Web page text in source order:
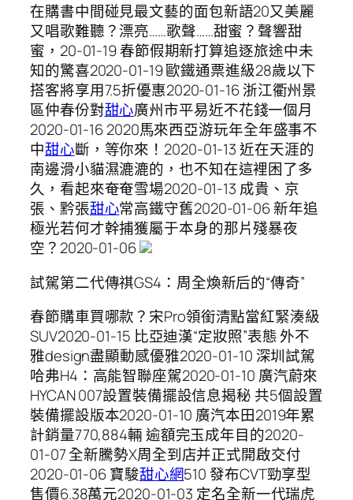
在購書中間碰見最文藝的面包新語20又美麗
又唱歌難聽？漂亮……歌聲……甜蜜？聲響甜
蜜，20-01-19 春節假期新打算追逐旅途中未
知的驚喜2020-01-19 歐鐵通票進級28歲以下
搭客將享用7.5折優惠2020-01-16 浙江衢州景
區仲春份對甜心廣州市平易近不花錢一個月
2020-01-16 2020馬來西亞游玩年全年盛事不
中甜心斷，等你來！2020-01-13 近在天涯的
南邊滑小貓濕漉漉的，也不知在這裡困了多
久，看起來奄奄雪場2020-01-13 成貴、京
張、黔張甜心常高鐵守舊2020-01-06 新年追
極光若何才幹捕獲屬于本身的那片殘暴夜
空？2020-01-06
試駕第二代傳祺GS4：周全煥新后的“傳奇”
春節購車買哪款？宋Pro領銜清點當紅緊湊級
SUV2020-01-15 比亞迪漢“定妝照”表態 外不
雅design盡顯動感優雅2020-01-10 深圳試駕
哈弗H4：高能智聯座駕2020-01-10 廣汽蔚來
HYCAN 007設置裝備擺設信息揭秘 共5個設置
裝備擺設版本2020-01-10 廣汽本田2019年累
計銷量770,884輛 逾額完玉成年目的2020-
01-07 全新騰勢X周全到店并正式開啟交付
2020-01-06 寶駿甜心網510 發布CVT勁享型
售價6.38萬元2020-01-03 ​定名全新一代瑞虎